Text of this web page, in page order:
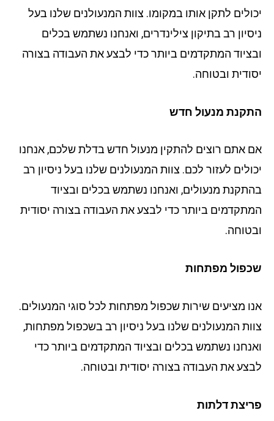
לתקן אותו במקומו. צוות המנעולנים שלנו בעל
רב בתיקון צילינדרים, ואנחנו נשתמש בכלים
המתקדמים ביותר כדי לבצע את העבודה בצורה
ובטוחה.
מנעול חדש
אתם רוצים להתקין מנעול חדש בדלת שלכם, אנחנו
לעזור לכם. צוות המנעולנים שלנו בעל ניסיון רב
מנעולים, ואנחנו נשתמש בכלים ובציוד
ביותר כדי לבצע את העבודה בצורה יסודית
מפתחות
מציעים שירות שכפול מפתחות לכל סוגי המנעולים.
המנעולנים שלנו בעל ניסיון רב בשכפול מפתחות,
נשתמש בכלים ובציוד המתקדמים ביותר כדי
את העבודה בצורה יסודית ובטוחה.
דלתות